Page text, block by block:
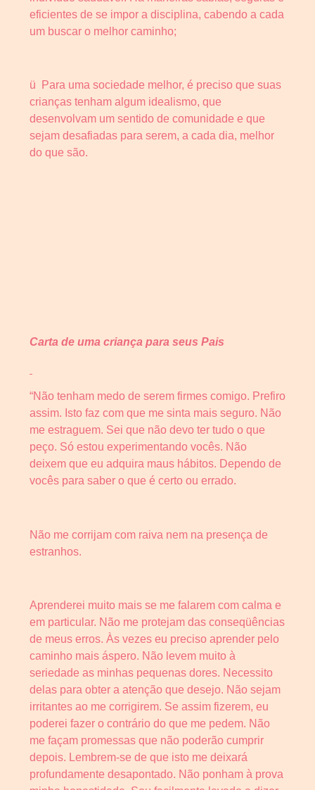
eficientes de se impor a disciplina, cabendo a cada
um buscar o melhor caminho;
ü Para uma sociedade melhor, é preciso que suas
crianças tenham algum idealismo, que
desenvolvam um sentido de comunidade e que
sejam desafiadas para serem, a cada dia, melhor
do que são.
Carta de uma criança para seus Pais
“Não tenham medo de serem firmes comigo. Prefiro
assim. Isto faz com que me sinta mais seguro. Não
me estraguem. Sei que não devo ter tudo o que
peço. Só estou experimentando vocês. Não
deixem que eu adquira maus hábitos. Dependo de
vocês para saber o que é certo ou errado.
Não me corrijam com raiva nem na presença de
estranhos.
Aprenderei muito mais se me falarem com calma e
em particular. Não me protejam das conseqüências
de meus erros. Às vezes eu preciso aprender pelo
caminho mais áspero. Não levem muito à
seriedade as minhas pequenas dores. Necessito
delas para obter a atenção que desejo. Não sejam
irritantes ao me corrigirem. Se assim fizerem, eu
poderei fazer o contrário do que me pedem. Não
me façam promessas que não poderão cumprir
depois. Lembrem-se de que isto me deixará
profundamente desapontado. Não ponham à prova